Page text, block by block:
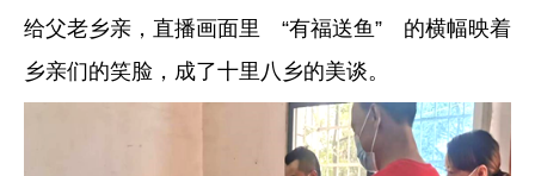
给父老乡亲，直播画面里 “有福送鱼” 的横幅映着
乡亲们的笑脸，成了十里八乡的美谈。